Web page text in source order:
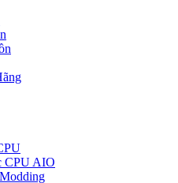
CPU AIO